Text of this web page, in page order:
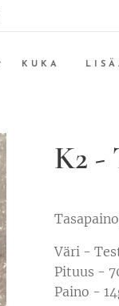
KUKA
K2 -
Väri -
Pituus -
Paino -